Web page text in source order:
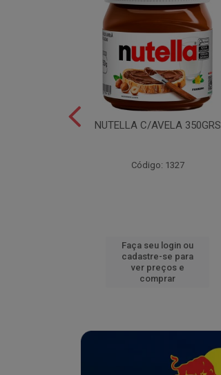
NUTELLA C/AVELA 350GRS
Código: 1327
Faça seu login ou
cadastre-se para
ver preços e
comprar